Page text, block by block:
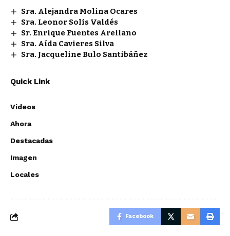
Sra. Alejandra Molina Ocares
Sra. Leonor Solis Valdés
Sr. Enrique Fuentes Arellano
Sra. Aída Cavieres Silva
Sra. Jacqueline Bulo Santibáñez
Quick Link
Videos
Ahora
Destacadas
Imagen
Locales
Facebook